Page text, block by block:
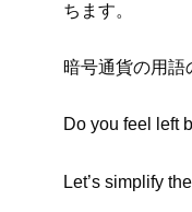
ちます。
暗号通貨の用語
Do you feel left
Let’s simplify